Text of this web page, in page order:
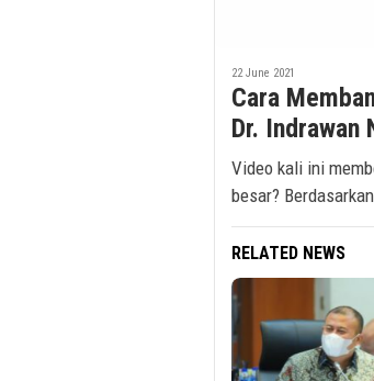
22 June 2021
Cara
Dr. Indrawan
Video kali ini
besar?
RELATED NEWS